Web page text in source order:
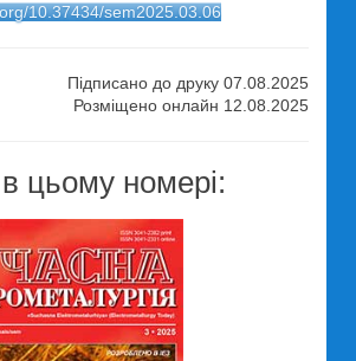
10.37434/sem2025.03.06
Підписано до друку 07.08.2025
Розміщено онлайн 12.08.2025
цьому номері: